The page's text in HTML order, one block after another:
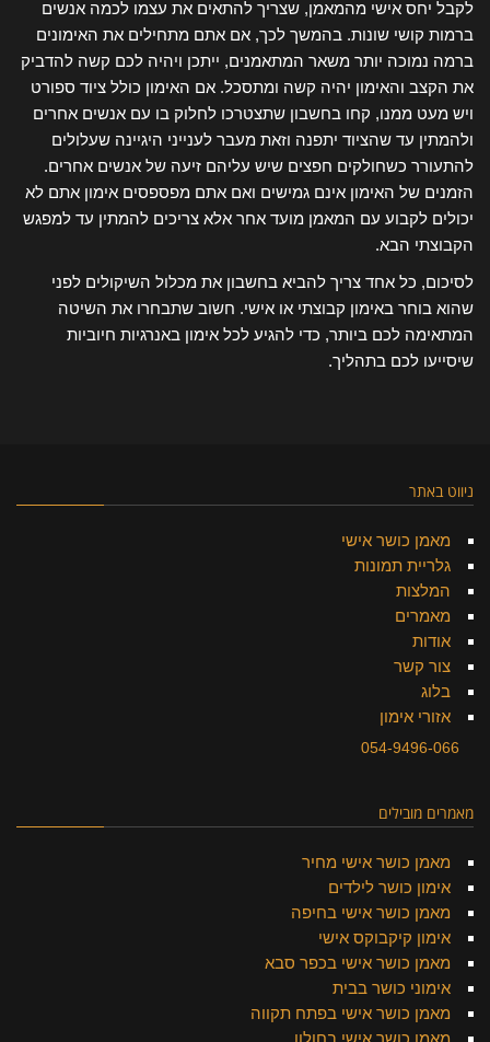
לקבל יחס אישי מהמאמן, שצריך להתאים את עצמו לכמה אנשים
ברמות קושי שונות. בהמשך לכך, אם אתם מתחילים את האימונים
ברמה נמוכה יותר משאר המתאמנים, ייתכן ויהיה לכם קשה להדביק
את הקצב והאימון יהיה קשה ומתסכל. אם האימון כולל ציוד ספורט
ויש מעט ממנו, קחו בחשבון שתצטרכו לחלוק בו עם אנשים אחרים
ולהמתין עד שהציוד יתפנה וזאת מעבר לענייני היגיינה שעלולים
להתעורר כשחולקים חפצים שיש עליהם זיעה של אנשים אחרים.
הזמנים של האימון אינם גמישים ואם אתם מפספסים אימון אתם לא
יכולים לקבוע עם המאמן מועד אחר אלא צריכים להמתין עד למפגש
הקבוצתי הבא.
לסיכום, כל אחד צריך להביא בחשבון את מכלול השיקולים לפני
שהוא בוחר באימון קבוצתי או אישי. חשוב שתבחרו את השיטה
המתאימה לכם ביותר, כדי להגיע לכל אימון באנרגיות חיוביות
שיסייעו לכם בתהליך.
ניווט באתר
מאמן כושר אישי
גלריית תמונות
המלצות
מאמרים
אודות
צור קשר
בלוג
אזורי אימון
054-9496-066
מאמרים מובילים
מאמן כושר אישי מחיר
אימון כושר לילדים
מאמן כושר אישי בחיפה
אימון קיקבוקס אישי
מאמן כושר אישי בכפר סבא
אימוני כושר בבית
מאמן כושר אישי בפתח תקווה
מאמן כושר אישי בחולון